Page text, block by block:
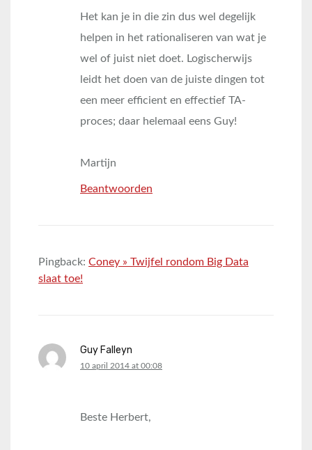
Het kan je in die zin dus wel degelijk
helpen in het rationaliseren van wat je
wel of juist niet doet. Logischerwijs
leidt het doen van de juiste dingen tot
een meer efficient en effectief TA-
proces; daar helemaal eens Guy!
Martijn
Beantwoorden
Pingback: Coney » Twijfel rondom Big Data
slaat toe!
Guy Falleyn
says:
10 april 2014 at 00:08
Beste Herbert,